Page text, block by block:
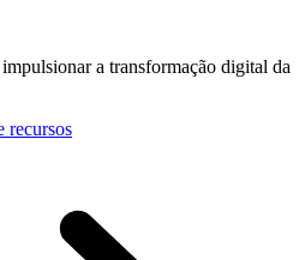
a transformação digital da
recursos